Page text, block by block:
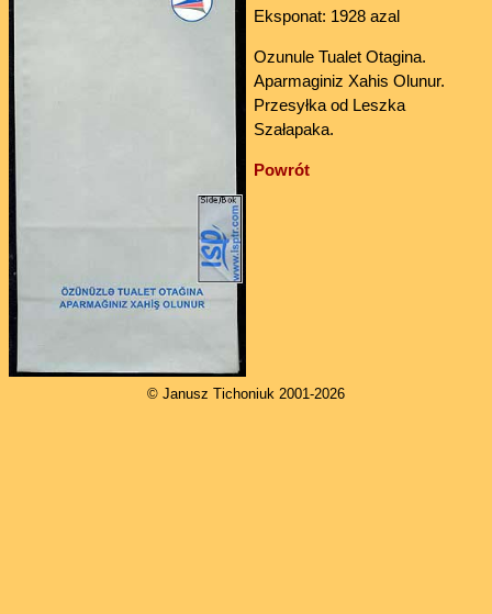
Eksponat: 1928 azal
Ozunule Tualet Otagina.
Aparmaginiz Xahis Olunur.
Przesyłka od Leszka
Szałapaka.
Powrót
© Janusz Tichoniuk 2001-2026